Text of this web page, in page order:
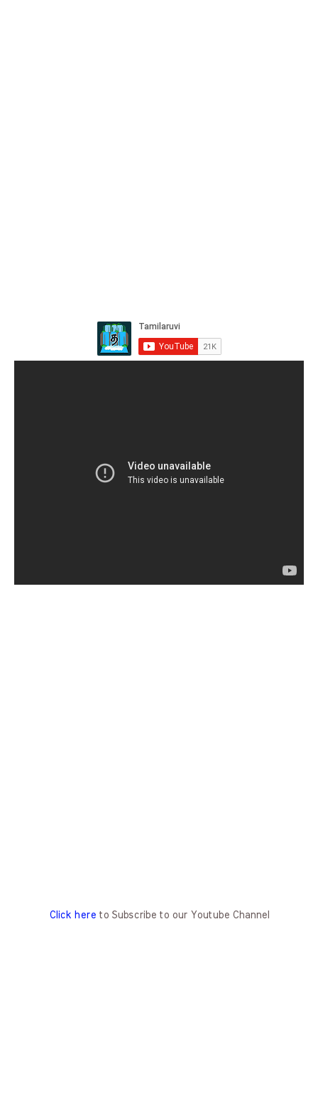
Click here to Subscribe to our Youtube Channel